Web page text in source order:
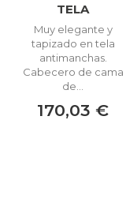
TELA
Muy elegante y
tapizado en tela
antimanchas.
Cabecero de cama
de...
170,03 €